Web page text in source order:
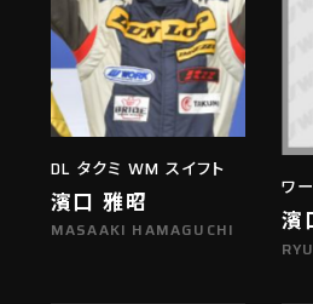
DL タクミ WM スイフト
濱口 雅昭
MASAAKI HAMAGUCHI
ワ
濱